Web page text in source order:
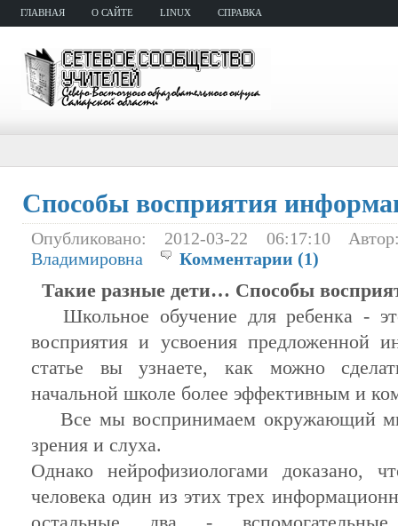
ГЛАВНАЯ О САЙТЕ LINUX СПРАВКА
Способы восприятия
Опубликовано: 2012-03-22 06:17:10
Владимировна
Комментарии (1)
Такие разные дети… Способы
Школьное обучение дляребенка -
восприятия и усвоения предложенной
статье
вы узнаете, как можно
начальной школе более эффективным и
Все мы воспринимаем окружающий
зрения и слуха.
Однако
нейрофизиологами доказано,
человека один из этих трех